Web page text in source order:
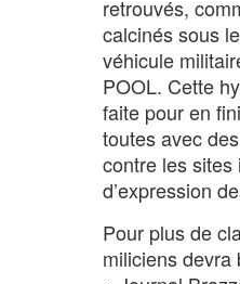
retrouvés,
calcinés sous
véhicule
POOL. Cette
faite pour en
toutes avec
contre les
d’expression
Pour plus de
miliciens devra